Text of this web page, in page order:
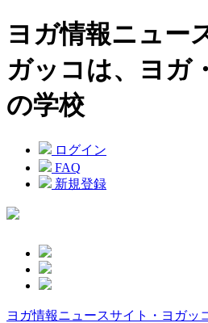
ヨガ情報ニュー
ガッコは、ヨガ
の学校
ログイン
FAQ
新規登録
ヨガ情報ニュースサイト・ヨガッ